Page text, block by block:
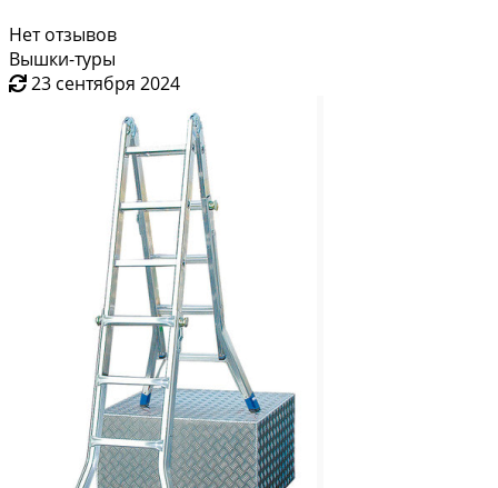
Нет отзывов
Вышки-туры
23 сентября 2024